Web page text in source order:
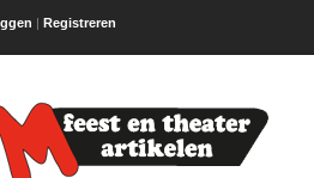
| Registreren